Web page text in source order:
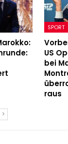
SPORT
US
bei
raus